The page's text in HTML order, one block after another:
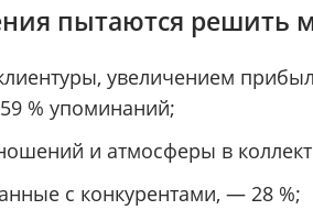
пытаются решить
увеличением
% упоминаний;
и атмосферы в
с конкурентами, — 28 %;